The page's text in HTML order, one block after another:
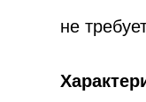
не